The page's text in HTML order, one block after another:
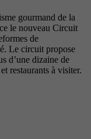
gourmand de la
le nouveau Circuit
de
Le circuit propose
d’une dizaine de
restaurants à visiter.